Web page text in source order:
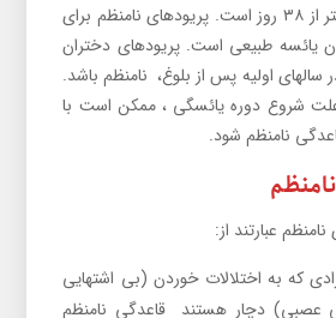
کمتر از ۲۴ روز یا بیشتر از ۳۸ روز است. پریودهای نامنظم برای
یائسه طبیعی است. پریودهای دختران
اولیه پس از بلوغ، نامنظم باشد.
علت شروع دوره یائسگی ، ممکن است با
نامنظم شود.
عبارتند از:
که به اختلالات خوردن (بی اشتهایی
عصبی) دچار هستند قاعدگی نامنظم